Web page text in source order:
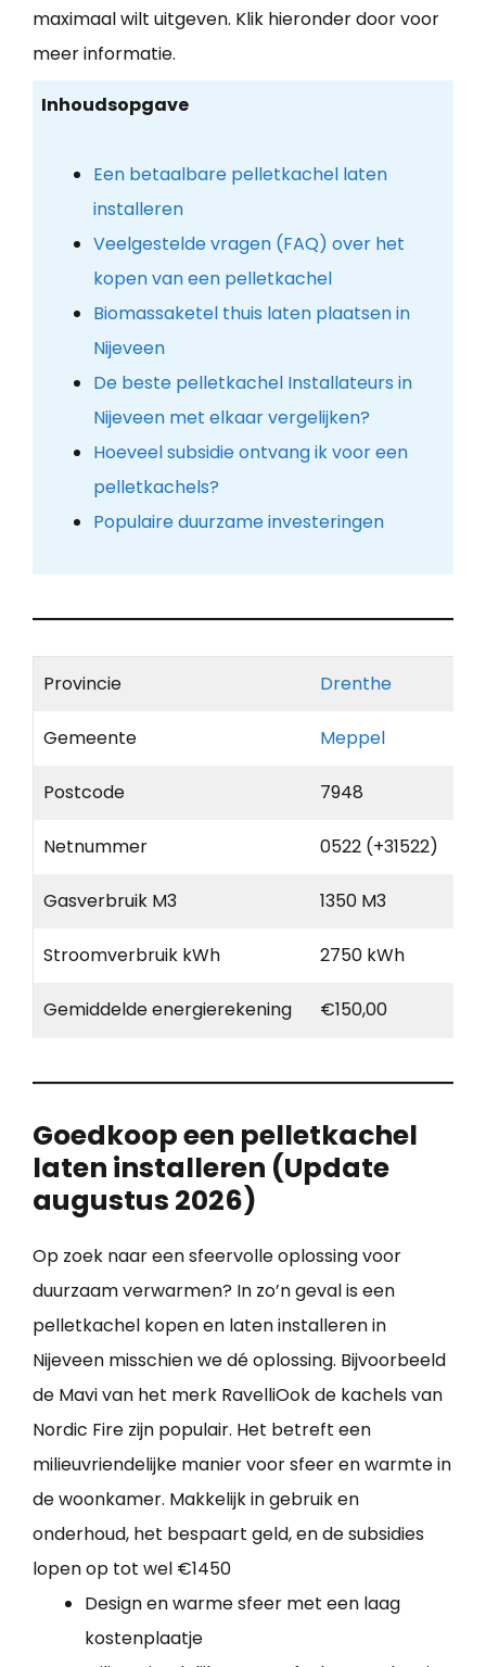
maximaal wilt uitgeven. Klik hieronder door voor
meer informatie.
Inhoudsopgave
Een betaalbare pelletkachel laten
installeren
Veelgestelde vragen (FAQ) over het
kopen van een pelletkachel
Biomassaketel thuis laten plaatsen in
Nijeveen
De beste pelletkachel Installateurs in
Nijeveen met elkaar vergelijken?
Hoeveel subsidie ontvang ik voor een
pelletkachels?
Populaire duurzame investeringen
Provincie Drenthe
Gemeente Meppel
Postcode 7948
Netnummer 0522 (+31522)
Gasverbruik M3 1350 M3
Stroomverbruik kWh 2750 kWh
Gemiddelde energierekening €150,00
Goedkoop een pelletkachel
laten installeren (Update
augustus 2026)
Op zoek naar een sfeervolle oplossing voor
duurzaam verwarmen? In zo’n geval is een
pelletkachel kopen en laten installeren in
Nijeveen misschien we dé oplossing. Bijvoorbeeld
de Mavi van het merk RavelliOok de kachels van
Nordic Fire zijn populair. Het betreft een
milieuvriendelijke manier voor sfeer en warmte in
de woonkamer. Makkelijk in gebruik en
onderhoud, het bespaart geld, en de subsidies
lopen op tot wel €1450
Design en warme sfeer met een laag
kostenplaatje